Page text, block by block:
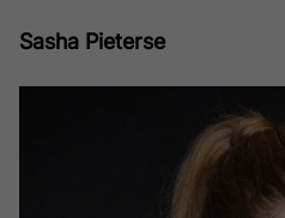
Sasha Pieterse